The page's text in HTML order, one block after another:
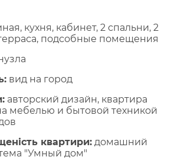
кухня, кабинет, 2 спальни, 2
подсобные помещения
вид на город
авторский дизайн, квартира
мебелью и бытовой техникой
квартири: домашний
"Умный дом"